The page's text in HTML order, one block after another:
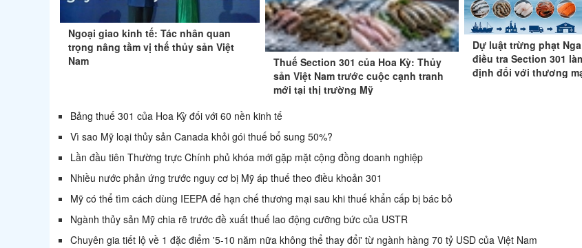
Ngoại giao kinh tế: Tác nhân quan
trọng nâng tầm vị thế thủy sản Việt
Nam
Thuế Section 301 của Hoa Kỳ: Thủy
sản Việt Nam trước cuộc cạnh tranh
mới tại thị trường Mỹ
Dự luật trừng phạt
điều tra Section 301
định đối với thương
Bảng thuế 301 của Hoa Kỳ đối với 60 nền kinh tế
Vì sao Mỹ loại thủy sản Canada khỏi gói thuế bổ sung 50%?
Lần đầu tiên Thường trực Chính phủ khóa mới gặp mặt cộng đồng doanh nghiệp
Nhiều nước phản ứng trước nguy cơ bị Mỹ áp thuế theo điều khoản 301
Mỹ có thể tìm cách dùng IEEPA để hạn chế thương mại sau khi thuế khẩn cấp bị bác bỏ
Ngành thủy sản Mỹ chia rẽ trước đề xuất thuế lao động cưỡng bức của USTR
Chuyên gia tiết lộ về 1 đặc điểm '5-10 năm nữa không thể thay đổi' từ ngành hàng 70 tỷ USD của Việt Nam